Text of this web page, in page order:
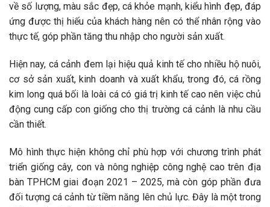
về số lượng, màu sắc đẹp, cá khỏe mạnh, kiểu hình đẹp, đáp
ứng được thị hiếu của khách hàng nên có thể nhân rộng vào
thực tế, góp phần tăng thu nhập cho người sản xuất.
Hiện nay, cá cảnh đem lại hiệu quả kinh tế cho nhiều hộ nuôi,
cơ sở sản xuất, kinh doanh và xuất khẩu, trong đó, cá rồng
kim long quá bối là loài cá có giá trị kinh tế cao nên việc chủ
động cung cấp con giống cho thị trường cá cảnh là nhu cầu
cần thiết.
Mô hình thực hiện không chỉ phù hợp với chương trình phát
triển giống cây, con và nông nghiệp công nghệ cao trên địa
bàn TPHCM giai đoạn 2021 – 2025, mà còn góp phần đưa
đối tượng cá cảnh từ tiềm năng lên chủ lực. Đây là một trong